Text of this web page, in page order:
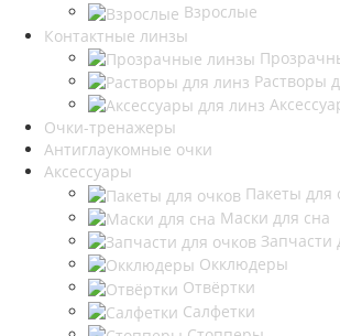
Взрослые
Контактные линзы
Растворы
Очки-тренажеры
Антиглаукомные очки
Аксессуары
Пакеты для
Маски для сна
Запчасти
Окклюдеры
Отвёртки
Салфетки